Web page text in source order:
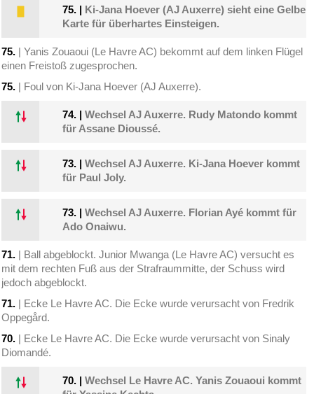
75. | Ki-Jana Hoever (AJ Auxerre) sieht eine Gelbe
Karte für überhartes Einsteigen.
75. | Yanis Zouaoui (Le Havre AC) bekommt auf dem linken Flügel
einen Freistoß zugesprochen.
75. | Foul von Ki-Jana Hoever (AJ Auxerre).
74. |Wechsel AJ Auxerre. Rudy Matondo kommt
für Assane Dioussé.
73. |Wechsel AJ Auxerre. Ki-Jana Hoever kommt
für Paul Joly.
73. |Wechsel AJ Auxerre. Florian Ayé kommt für
Ado Onaiwu.
71. | Ball abgeblockt. Junior Mwanga (Le Havre AC) versucht es
mit dem rechten Fuß aus der Strafraummitte, der Schuss wird
jedoch abgeblockt.
71. | Ecke Le Havre AC. Die Ecke wurde verursacht von Fredrik
Oppegård.
70. | Ecke Le Havre AC. Die Ecke wurde verursacht von Sinaly
Diomandé.
70. |Wechsel Le Havre AC. Yanis Zouaoui kommt